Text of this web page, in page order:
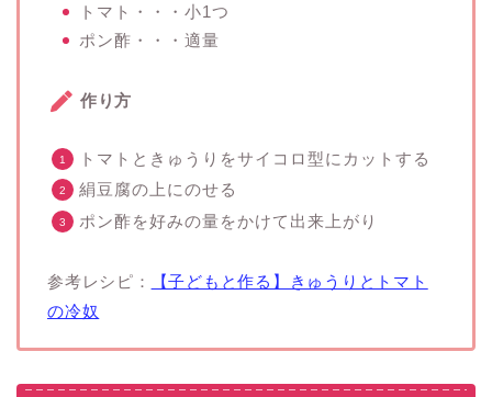
トマト・・・小1つ
ポン酢・・・適量
作り方
トマトときゅうりをサイコロ型にカットする
絹豆腐の上にのせる
ポン酢を好みの量をかけて出来上がり
参考レシピ：
【子どもと作る】きゅうりとトマト
の冷奴